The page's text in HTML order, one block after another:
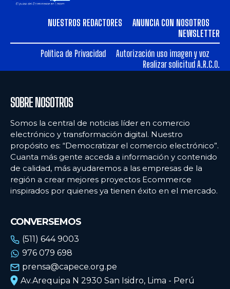
NUESTROS REDACTORES
ANUNCIA CON NOSOTROS
NEWSLETTER
Política de Privacidad
Autorización uso imagen y voz
Realizar solicitud A.R.C.O.
SOBRE NOSOTROS
Somos la central de noticias líder en comercio
electrónico y transformación digital. Nuestro
propósito es: “Democratizar el comercio electrónico”.
Cuanta más gente acceda a información y contenido
de calidad, más ayudaremos a las empresas de la
región a crear mejores proyectos Ecommerce
inspirados por quienes ya tienen éxito en el mercado.
CONVERSEMOS
(511) 644 9003
976 079 698
prensa@capece.org.pe
Av.Arequipa N 2930 San Isidro, Lima - Perú